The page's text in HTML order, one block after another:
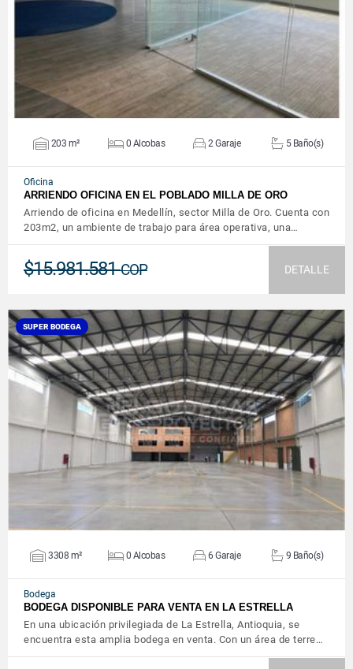
VER DETALLES
203 m² 0 Alcobas 2 Garaje 5 Baño(s)
Oficina
ARRIENDO OFICINA EN EL POBLADO MILLA DE ORO
Arriendo de oficina en Medellín, sector Milla de Oro. Cuenta con
203m2, un ambiente de trabajo para área operativa, una…
$15.981.581COP DETALLE
SUPER BODEGA
VER DETALLES
3308 m² 0 Alcobas 6 Garaje 9 Baño(s)
Bodega
BODEGA DISPONIBLE PARA VENTA EN LA ESTRELLA
En una ubicación privilegiada de La Estrella, Antioquia, se
encuentra esta amplia bodega en venta. Con un área de terre…